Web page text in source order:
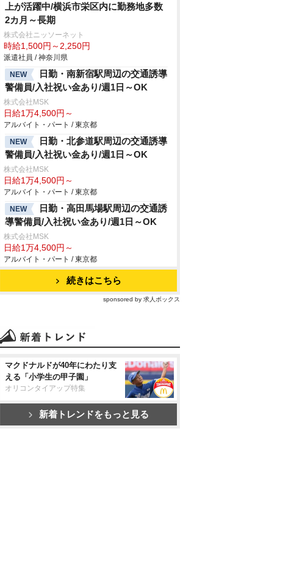
上が活躍中/横浜市栄区内に勤務地多数
2カ月～長期
株式会社ニッソーネット
時給1,500円～2,250円
派遣社員 / 神奈川県
NEW
日勤・南新宿駅周辺の交通誘導
警備員/入社祝い金あり/週1日～OK
株式会社MSK
日給1万4,500円～
アルバイト・パート / 東京都
NEW
日勤・北参道駅周辺の交通誘導
警備員/入社祝い金あり/週1日～OK
株式会社MSK
日給1万4,500円～
アルバイト・パート / 東京都
NEW
日勤・高田馬場駅周辺の交通誘
導警備員/入社祝い金あり/週1日～OK
株式会社MSK
日給1万4,500円～
アルバイト・パート / 東京都
続きはこちら
sponsored by 求人ボックス
マクドナルドが40年にわたり支
える「小学生の甲子園」
オリコンタイアップ特集
新着トレンドをもっと見る